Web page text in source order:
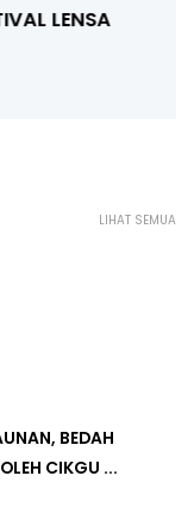
LENSA
LIHAT SEMUA
BEDAH
CIKGU ...